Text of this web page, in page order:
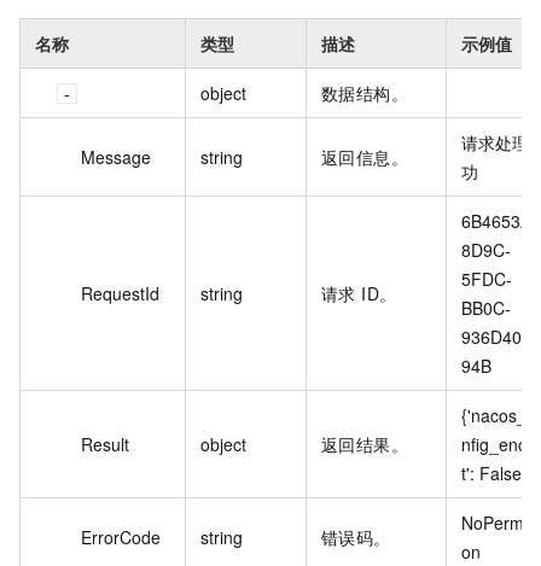
名称 类型 描述 示例值
object 数据结构。
Message string 返回信息。
请求处理
功
RequestId string 请求 ID。
8D9C-
5FDC-
BB0C-
94B
Result object 返回结果。
t': False}
ErrorCode string 错误码。
on